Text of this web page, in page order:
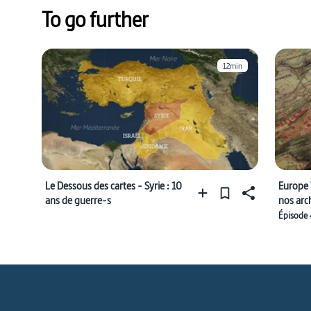
To go further
12min
Le Dessous des cartes - Syrie : 10
ans de guerre-s
nos
dans le